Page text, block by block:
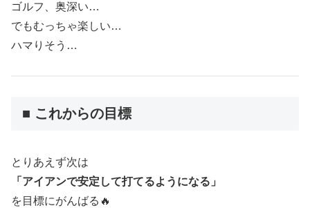
ゴルフ、奥深い…
でもむっちゃ楽しい…
ハマりそう…
■ これからの目標
とりあえず次は
「アイアンで安定して打てるようになる」
を目標にがんばる🔥